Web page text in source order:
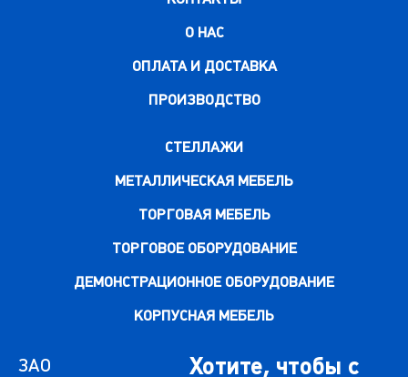
О НАС
ОПЛАТА И ДОСТАВКА
ПРОИЗВОДСТВО
СТЕЛЛАЖИ
МЕТАЛЛИЧЕСКАЯ МЕБЕЛЬ
ТОРГОВАЯ МЕБЕЛЬ
ТОРГОВОЕ ОБОРУДОВАНИЕ
ДЕМОНСТРАЦИОННОЕ ОБОРУДОВАНИЕ
КОРПУСНАЯ МЕБЕЛЬ
ЗАО Хотите, чтобы с